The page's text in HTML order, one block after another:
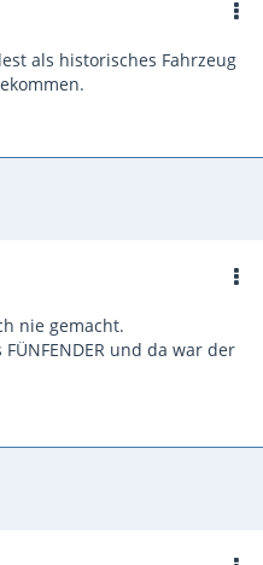
als historisches Fahrzeug
nie gemacht.
und da war der